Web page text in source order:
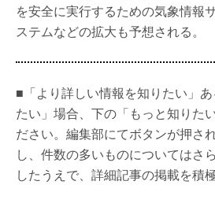
を安全に実行するための気象情報
ステムなどの拡大も予想される。
■「より詳しい情報を知りたい」
たい」場合、下の「もっと知りた
ださい。編集部にてボタンが押さ
し、件数の多いものについてはさ
したうえで、詳細記事の掲載を積